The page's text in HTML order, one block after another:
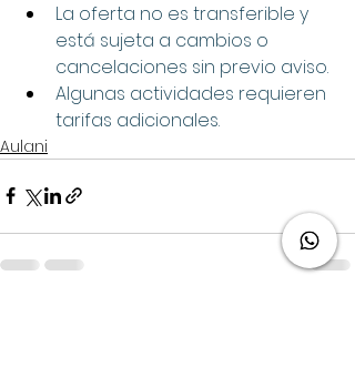
La oferta no es transferible y
está sujeta a cambios o
cancelaciones sin previo aviso.
Algunas actividades requieren
tarifas adicionales.
Aulani